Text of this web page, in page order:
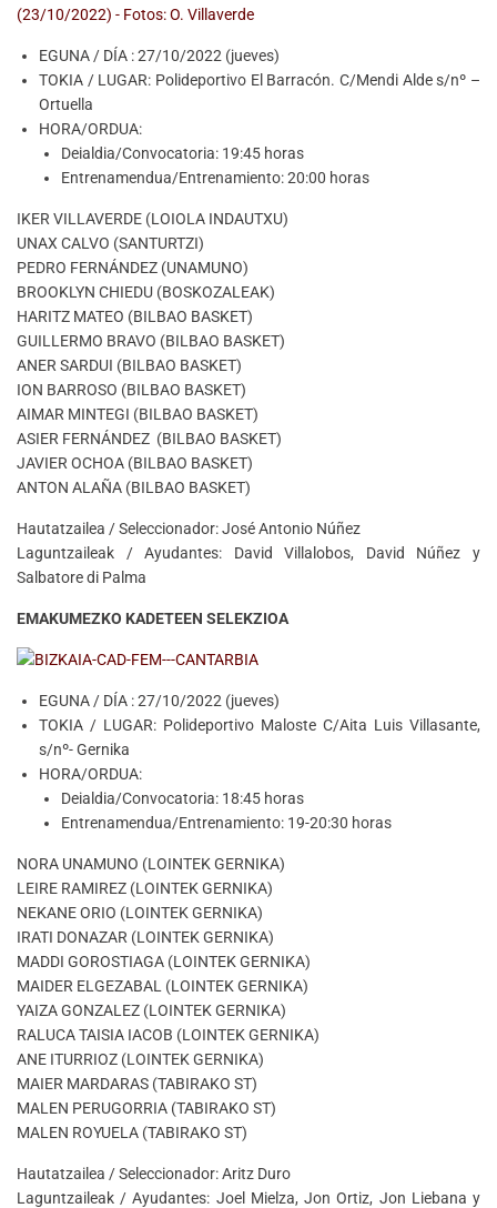
EGUNA / DÍA : 27/10/2022 (jueves)
TOKIA / LUGAR: Polideportivo El Barracón. C/Mendi Alde s/nº –
Ortuella
HORA/ORDUA:
Deialdia/Convocatoria: 19:45 horas
Entrenamendua/Entrenamiento: 20:00 horas
IKER VILLAVERDE (LOIOLA INDAUTXU)
UNAX CALVO (SANTURTZI)
PEDRO FERNÁNDEZ (UNAMUNO)
BROOKLYN CHIEDU (BOSKOZALEAK)
HARITZ MATEO (BILBAO BASKET)
GUILLERMO BRAVO (BILBAO BASKET)
ANER SARDUI (BILBAO BASKET)
ION BARROSO (BILBAO BASKET)
AIMAR MINTEGI (BILBAO BASKET)
ASIER FERNÁNDEZ (BILBAO BASKET)
JAVIER OCHOA (BILBAO BASKET)
ANTON ALAÑA (BILBAO BASKET)
Hautatzailea / Seleccionador: José Antonio Núñez
Laguntzaileak / Ayudantes: David Villalobos, David Núñez y
Salbatore di Palma
EMAKUMEZKO KADETEEN SELEKZIOA
EGUNA / DÍA : 27/10/2022 (jueves)
TOKIA / LUGAR: Polideportivo Maloste C/Aita Luis Villasante,
s/nº- Gernika
HORA/ORDUA:
Deialdia/Convocatoria: 18:45 horas
Entrenamendua/Entrenamiento: 19-20:30 horas
NORA UNAMUNO (LOINTEK GERNIKA)
LEIRE RAMIREZ (LOINTEK GERNIKA)
NEKANE ORIO (LOINTEK GERNIKA)
IRATI DONAZAR (LOINTEK GERNIKA)
MADDI GOROSTIAGA (LOINTEK GERNIKA)
MAIDER ELGEZABAL (LOINTEK GERNIKA)
YAIZA GONZALEZ (LOINTEK GERNIKA)
RALUCA TAISIA IACOB (LOINTEK GERNIKA)
ANE ITURRIOZ (LOINTEK GERNIKA)
MAIER MARDARAS (TABIRAKO ST)
MALEN PERUGORRIA (TABIRAKO ST)
MALEN ROYUELA (TABIRAKO ST)
Hautatzailea / Seleccionador: Aritz Duro
Laguntzaileak / Ayudantes: Joel Mielza, Jon Ortiz, Jon Liebana y